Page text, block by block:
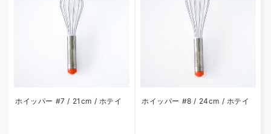
ホイッパー #7 / 21cm / ホテイ ホイッパー #8 / 24cm / ホテイ